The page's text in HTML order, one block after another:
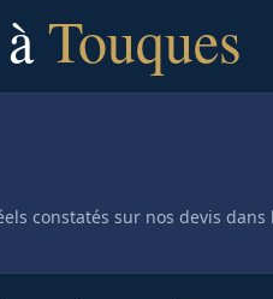
Touques
constatés sur nos devis dans